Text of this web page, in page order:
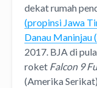
dekat rumah
(propinsi Jawa
Danau Maninjau
2017. BJA di
roket Falcon 9
(Amerika